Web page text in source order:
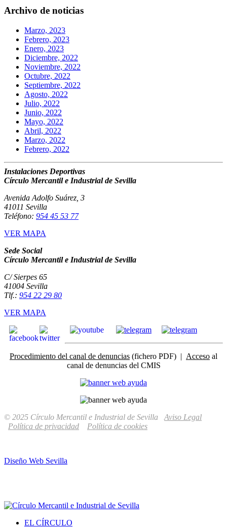
Archivo de noticias
Marzo, 2023
Febrero, 2023
Enero, 2023
Diciembre, 2022
Noviembre, 2022
Octubre, 2022
Septiembre, 2022
Agosto, 2022
Julio, 2022
Junio, 2022
Mayo, 2022
Abril, 2022
Marzo, 2022
Febrero, 2022
Instalaciones Deportivas
Círculo Mercantil e Industrial de Sevilla
Avenida Adolfo Suárez, 3
41011 Sevilla
Teléfono: 954 45 53 77
VER MAPA
Sede Social
Círculo Mercantil e Industrial de Sevilla
C/ Sierpes 65
41004 Sevilla
Tlf.: 954 22 29 80
VER MAPA
Procedimiento del canal de denuncias (fichero PDF) | Acceso al
canal de denuncias del CMIS
© 2025 Círculo Mercantil e Industrial de Sevilla Aviso Legal
Política de privacidad
Política de cookies
Diseño Web Sevilla
EL CÍRCULO